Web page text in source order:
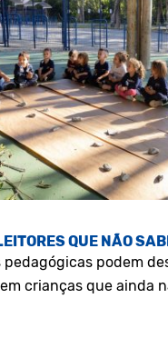
QUE NÃO
pedagógicas podem
crianças que ainda